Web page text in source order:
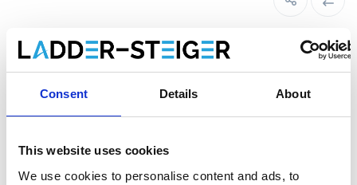
Consent Details About
This website uses cookies
We use cookies to personalise content and ads, to
ASC dubbele trap 2 x 6 treden DT-6
Maak een keuze:
€265,00 €298,55 Excl. Btw
€320,65
€361,25
Incl. BTW